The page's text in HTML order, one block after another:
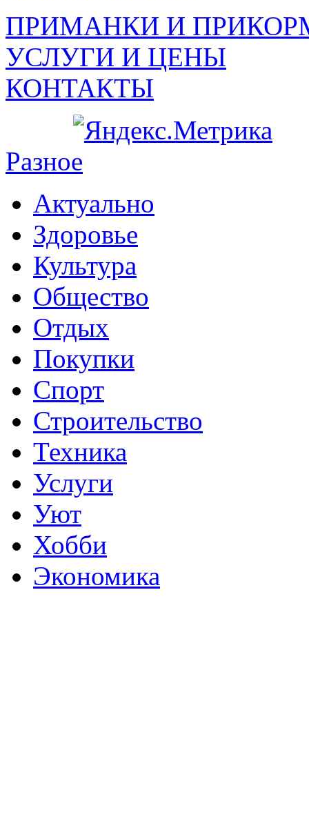
ПРИМАНКИ И
УСЛУГИ И ЦЕНЫ
КОНТАКТЫ
Разное
Актуально
Здоровье
Культура
Общество
Отдых
Покупки
Спорт
Строительство
Техника
Услуги
Уют
Хобби
Экономика